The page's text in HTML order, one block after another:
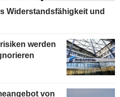
Widerstandsfähigkeit und
werden
von